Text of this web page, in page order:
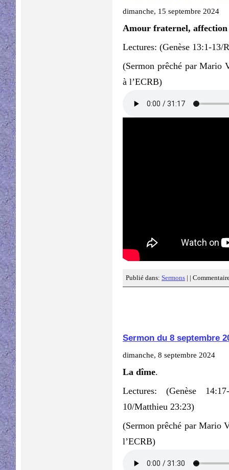
dimanche, 15 septembre 2024
Amour fraternel, affection
Lectures: (Genèse 13:1-13/
(Sermon prêché par Mario
à l’ECRB)
Publié dans: Sermons | |
Sermon du 8 septembre
dimanche, 8 septembre 2024
La dîme.
Lectures: (Genèse
10/Matthieu 23:23)
(Sermon prêché par Mario
l’ECRB)